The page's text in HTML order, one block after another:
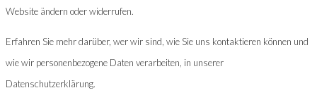
Website ändern oder widerrufen.
Erfahren Sie mehr darüber, wer wir sind, wie Sie uns kontaktieren können und
wie wir personenbezogene Daten verarbeiten, in unserer
Datenschutzerklärung.